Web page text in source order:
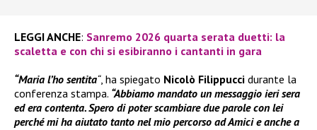
LEGGI ANCHE: Sanremo 2026 quarta serata duetti: la
scaletta e con chi si esibiranno i cantanti in gara
“Maria l’ho sentita“, ha spiegato Nicolò Filippucci durante la
conferenza stampa. “Abbiamo mandato un messaggio ieri sera
ed era contenta. Spero di poter scambiare due parole con lei
perché mi ha aiutato tanto nel mio percorso ad Amici e anche a